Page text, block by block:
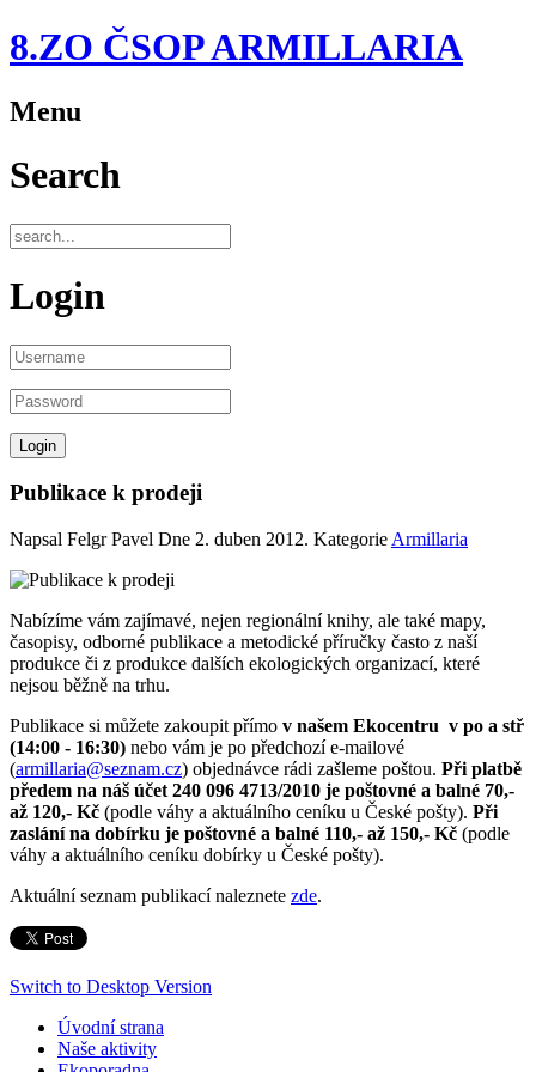
8.ZO ČSOP ARMILLARIA
Menu
Search
Login
Publikace k prodeji
Napsal Felgr Pavel Dne 2. duben 2012. Kategorie Armillaria
Nabízíme vám zajímavé, nejen regionální knihy, ale také mapy,
časopisy, odborné publikace a metodické příručky často z naší
produkce či z produkce dalších ekologických organizací, které
nejsou běžně na trhu.
Publikace si můžete zakoupit přímo v našem Ekocentru v po a stř
(14:00 - 16:30) nebo vám je po předchozí e-mailové
(armillaria@seznam.cz) objednávce rádi zašleme poštou. Při platbě
předem na náš účet 240 096 4713/2010 je poštovné a balné 70,-
až 120,- Kč (podle váhy a aktuálního ceníku u České pošty). Při
zaslání na dobírku je poštovné a balné 110,- až 150,- Kč (podle
váhy a aktuálního ceníku dobírky u České pošty).
Aktuální seznam publikací naleznete zde.
Switch to Desktop Version
Úvodní strana
Naše aktivity